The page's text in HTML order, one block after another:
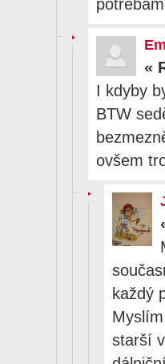
«
I kdyby
BTW
ovšem
každý
starší